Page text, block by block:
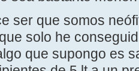
ser que somos
solo he
que supongo es